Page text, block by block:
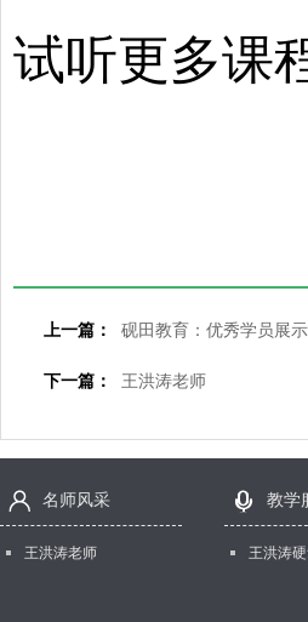
试听更多课
上一篇： 砚田教育：优秀学员展示
下一篇： 王洪涛老师
名师风采
王洪涛老师
教学
王洪涛